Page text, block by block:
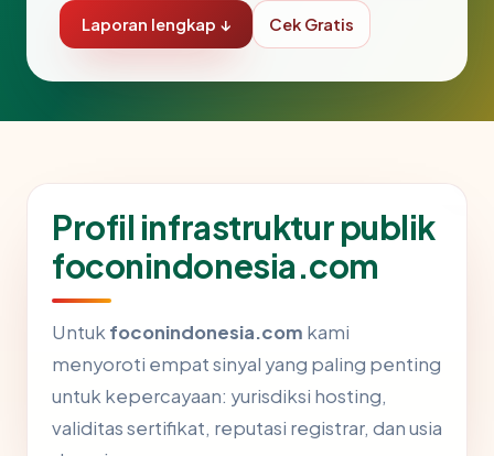
Laporan lengkap ↓ Cek Gratis
Profil infrastruktur publik
foconindonesia.com
Untukfoconindonesia.com kami
menyoroti empat sinyal yang paling penting
untuk kepercayaan: yurisdiksi hosting,
validitas sertifikat, reputasi registrar, dan usia